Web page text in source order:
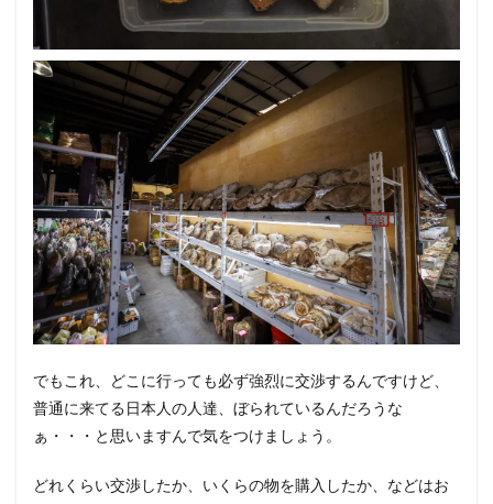
でもこれ、どこに行っても必ず強烈に交渉するんですけど、
普通に来てる日本人の人達、ぼられているんだろうな
ぁ・・・と思いますんで気をつけましょう。
どれくらい交渉したか、いくらの物を購入したか、などはお